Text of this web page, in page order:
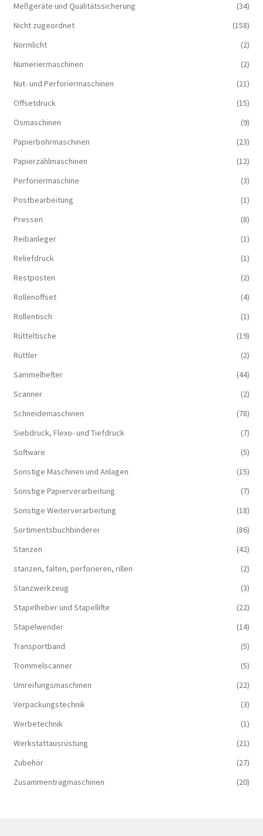
Meßgeräte und Qualitätssicherung
(34)
Nicht zugeordnet
(158)
Normlicht
(2)
Numeriermaschinen
(2)
Nut- und Perforiermaschinen
(21)
Offsetdruck
(15)
Ösmaschinen
(9)
Papierbohrmaschinen
(23)
Papierzählmaschinen
(12)
Perforiermaschine
(3)
Postbearbeitung
(1)
Pressen
(8)
Reibanleger
(1)
Reliefdruck
(1)
Restposten
(2)
Rollenoffset
(4)
Rollentisch
(1)
Rütteltische
(19)
Rüttler
(2)
Sammelhefter
(44)
Scanner
(2)
Schneidemaschinen
(78)
Siebdruck, Flexo- und Tiefdruck
(7)
Software
(5)
Sonstige Maschinen und Anlagen
(15)
Sonstige Papierverarbeitung
(7)
Sonstige Weiterverarbeitung
(18)
Sortimentsbuchbinderei
(86)
Stanzen
(42)
stanzen, falten, perforieren, rillen
(2)
Stanzwerkzeug
(3)
Stapelheber und Stapellifte
(22)
Stapelwender
(14)
Transportband
(5)
Trommelscanner
(5)
Umreifungsmaschinen
(22)
Verpackungstechnik
(3)
Werbetechnik
(1)
Werkstattausrüstung
(21)
Zubehör
(27)
Zusammentragmaschinen
(20)